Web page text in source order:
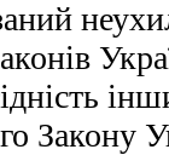
Закону